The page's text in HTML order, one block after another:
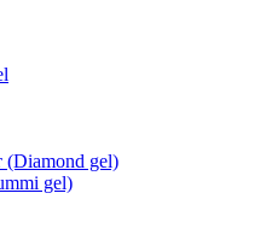
(Diamond gel)
gel)